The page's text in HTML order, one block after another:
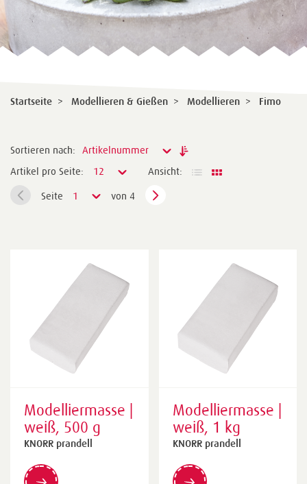
Startseite > Modellieren & Gießen > Modellieren > Fimo
Sortieren nach:
Artikelnummer
Artikel pro Seite:
12 Ansicht:
Seite 1 von 4
Modelliermasse |
weiß, 500 g
KNORR prandell
Modelliermasse |
weiß, 1 kg
KNORR prandell